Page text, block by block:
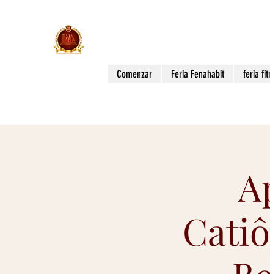
Comenzar Feria Fenahabit feria